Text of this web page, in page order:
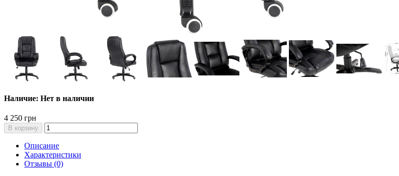
Наличие: Нет в наличии
4 250 грн
В корзину
Описание
Характеристики
Отзывы (0)